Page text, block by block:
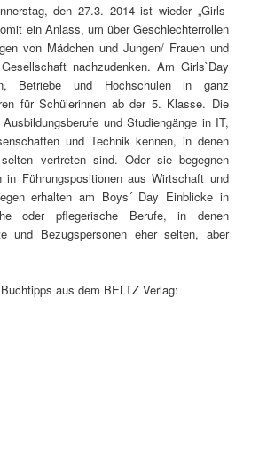
den 27.3. 2014 ist wieder „Girls-
ein Anlass, um über Geschlechterrollen
von Mädchen und Jungen/ Frauen und
nachzudenken. Am Girls`Day
Betriebe und Hochschulen in ganz
für Schülerinnen ab der 5. Klasse. Die
und Studiengänge in IT,
und Technik kennen, in denen
vertreten sind. Oder sie begegnen
in Führungspositionen aus Wirtschaft und
erhalten am Boys´ Day Einblicke in
oder pflegerische Berufe, in denen
und Bezugspersonen eher selten, aber
aus dem BELTZ Verlag: